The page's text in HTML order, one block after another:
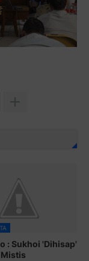
: Sukhoi 'Dihisap'